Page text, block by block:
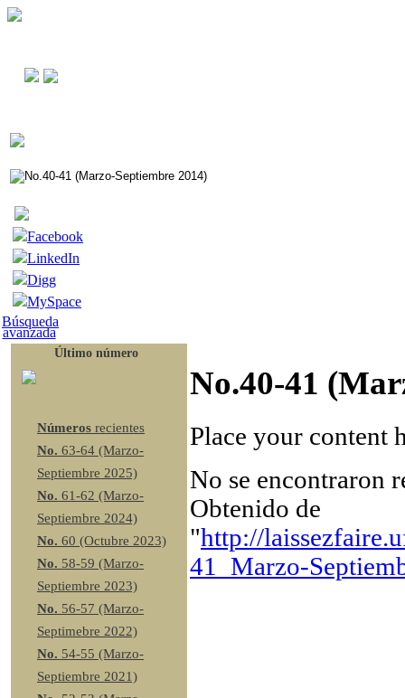
Facebook
LinkedIn
Digg
MySpace
Búsqueda
avanzada
Último número
Números recientes
No. 63-64 (Marzo-
Septiembre 2025)
No. 61-62 (Marzo-
Septiembre 2024)
No. 60 (Octubre 2023)
No. 58-59 (Marzo-
Septiembre 2023)
No. 56-57 (Marzo-
Septimebre 2022)
No. 54-55 (Marzo-
Septiembre 2021)
No.40-41
Place your content
No se encontraron
Obtenido de
"http://
41_Marzo-